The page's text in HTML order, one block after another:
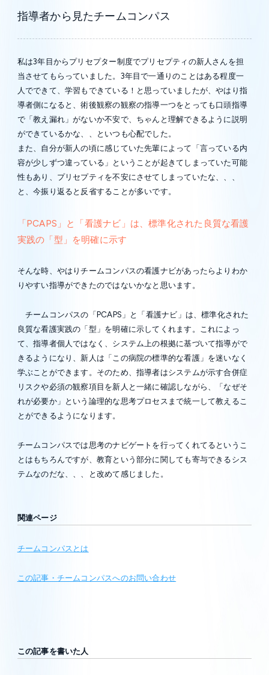
指導者から見たチームコンパス
私は3年目からプリセプター制度でプリセプティの新人さんを担
当させてもらっていました。3年目で一通りのことはある程度一
人でできて、学習もできている！と思っていましたが、やはり指
導者側になると、術後観察の観察の指導一つをとっても口頭指導
で「教え漏れ」がないか不安で、ちゃんと理解できるように説明
ができているかな、、といつも心配でした。
また、自分が新人の頃に感じていた先輩によって「言っている内
容が少しずつ違っている」ということが起きてしまっていた可能
性もあり、プリセプティを不安にさせてしまっていたな、、、
と、今振り返ると反省することが多いです。
「PCAPS」と「看護ナビ」は、標準化された良質な看護
実践の「型」を明確に示す
そんな時、やはりチームコンパスの看護ナビがあったらよりわか
りやすい指導ができたのではないかなと思います。
チームコンパスの「PCAPS」と「看護ナビ」は、標準化された
良質な看護実践の「型」を明確に示してくれます。これによっ
て、指導者個人ではなく、システム上の根拠に基づいて指導がで
きるようになり、新人は「この病院の標準的な看護」を迷いなく
学ぶことができます。そのため、指導者はシステムが示す合併症
リスクや必須の観察項目を新人と一緒に確認しながら、「なぜそ
れが必要か」という論理的な思考プロセスまで統一して教えるこ
とができるようになります。
チームコンパスでは思考のナビゲートを行ってくれてるというこ
とはもちろんですが、教育という部分に関しても寄与できるシス
テムなのだな、、、と改めて感じました。
関連ページ
チームコンパスとは
この記事・チームコンパスへのお問い合わせ
この記事を書いた人